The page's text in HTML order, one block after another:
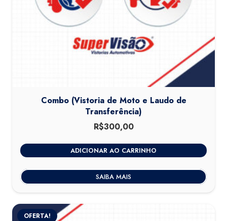
Combo (Vistoria de Moto e Laudo de
Transferência)
R$300,00
ADICIONAR AO CARRINHO
SAIBA MAIS
OFERTA!